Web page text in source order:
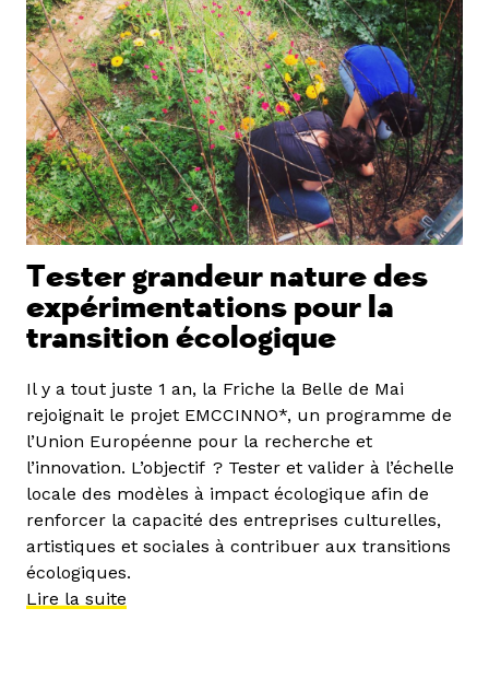
Tester grandeur nature des
expérimentations pour la
transition écologique
Il y a tout juste 1 an, la Friche la Belle de Mai
rejoignait le projet EMCCINNO*, un programme de
l’Union Européenne pour la recherche et
l’innovation. L’objectif ? Tester et valider à l’échelle
locale des modèles à impact écologique afin de
renforcer la capacité des entreprises culturelles,
artistiques et sociales à contribuer aux transitions
écologiques.
Lire la suite